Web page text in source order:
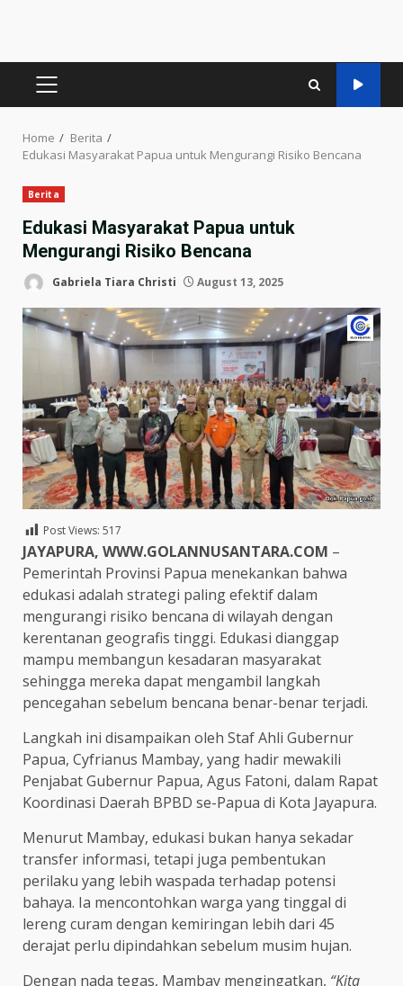
PRIMARY
Home
Berita
Edukasi Masyarakat Papua untuk Mengurangi Risiko Bencana
Berita
Edukasi Masyarakat Papua untuk
Mengurangi Risiko Bencana
Gabriela Tiara Christi August 13, 2025
Post Views: 517
JAYAPURA, WWW.GOLANNUSANTARA.COM –
Pemerintah Provinsi Papua menekankan bahwa
edukasi adalah strategi paling efektif dalam
mengurangi risiko bencana di wilayah dengan
kerentanan geografis tinggi. Edukasi dianggap
mampu membangun kesadaran masyarakat
sehingga mereka dapat mengambil langkah
pencegahan sebelum bencana benar-benar terjadi.
Langkah ini disampaikan oleh Staf Ahli Gubernur
Papua, Cyfrianus Mambay, yang hadir mewakili
Penjabat Gubernur Papua, Agus Fatoni, dalam Rapat
Koordinasi Daerah BPBD se-Papua di Kota Jayapura.
Menurut Mambay, edukasi bukan hanya sekadar
transfer informasi, tetapi juga pembentukan
perilaku yang lebih waspada terhadap potensi
bahaya. Ia mencontohkan warga yang tinggal di
lereng curam dengan kemiringan lebih dari 45
derajat perlu dipindahkan sebelum musim hujan.
Dengan nada tegas, Mambay mengingatkan, “Kita